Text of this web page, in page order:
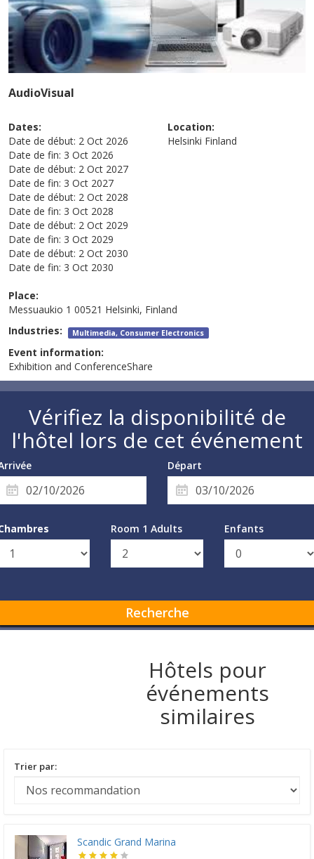
AudioVisual
Dates:
Date de début: 2 Oct 2026
Date de fin: 3 Oct 2026
Date de début: 2 Oct 2027
Date de fin: 3 Oct 2027
Date de début: 2 Oct 2028
Date de fin: 3 Oct 2028
Date de début: 2 Oct 2029
Date de fin: 3 Oct 2029
Date de début: 2 Oct 2030
Date de fin: 3 Oct 2030
Location:
Helsinki Finland
Place:
Messuaukio 1 00521 Helsinki, Finland
Industries: Multimedia, Consumer Electronics
Event information:
Exhibition and ConferenceShare
Vérifiez la disponibilité de
l'hôtel lors de cet événement
Départ
Room 1 Adults Enfants
Recherche
Hôtels pour
événements
similaires
Trier par:
Scandic Grand Marina